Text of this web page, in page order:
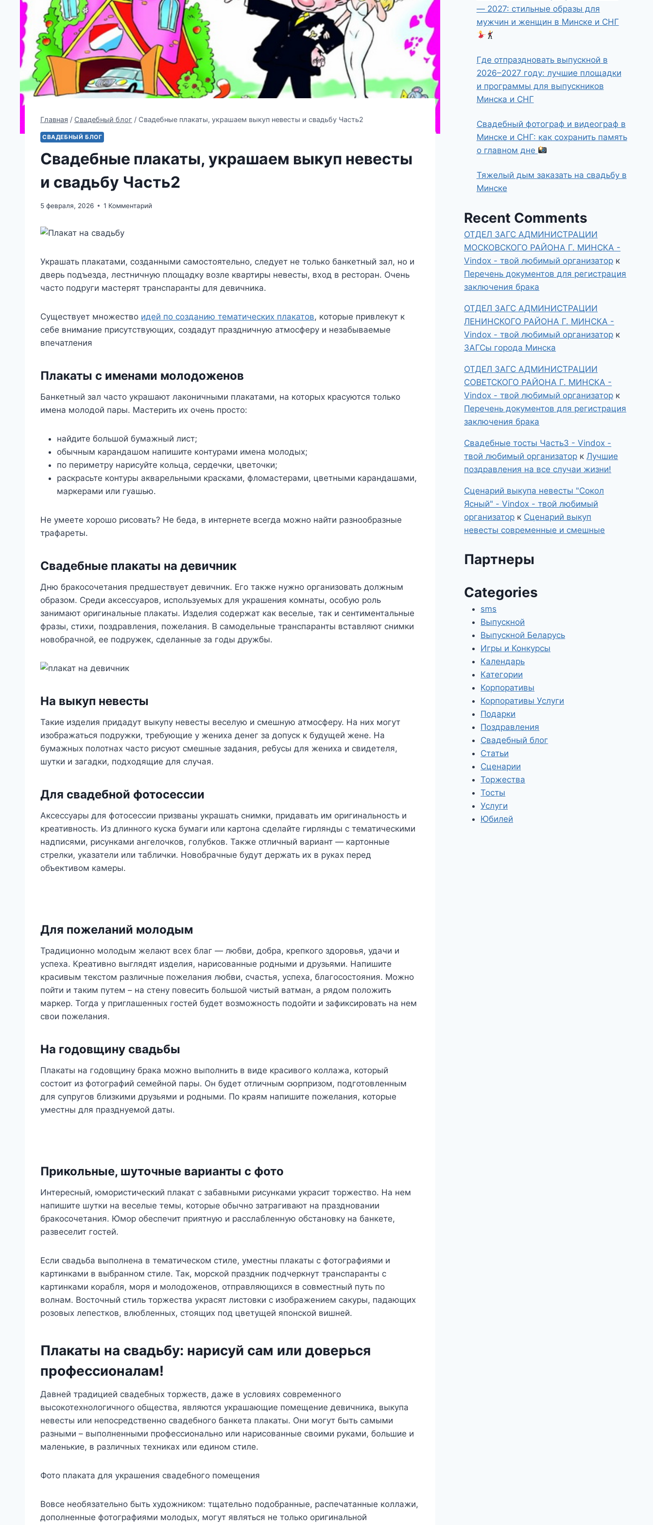
Главная / Свадебный блог / Свадебные плакаты, украшаем выкуп невесты и свадьбу Часть2
СВАДЕБНЫЙ БЛОГ
Свадебные плакаты, украшаем выкуп невесты
и свадьбу Часть2
5 февраля, 2026 1 Комментарий
Украшать плакатами, созданными самостоятельно, следует не только банкетный зал, но и
дверь подъезда, лестничную площадку возле квартиры невесты, вход в ресторан. Очень
часто подруги мастерят транспаранты для девичника.
Существует множество идей по созданию тематических плакатов, которые привлекут к
себе внимание присутствующих, создадут праздничную атмосферу и незабываемые
впечатления
Плакаты с именами молодоженов
Банкетный зал часто украшают лаконичными плакатами, на которых красуются только
имена молодой пары. Мастерить их очень просто:
найдите большой бумажный лист;
обычным карандашом напишите контурами имена молодых;
по периметру нарисуйте кольца, сердечки, цветочки;
раскрасьте контуры акварельными красками, фломастерами, цветными карандашами,
маркерами или гуашью.
Не умеете хорошо рисовать? Не беда, в интернете всегда можно найти разнообразные
трафареты.
Свадебные плакаты на девичник
Дню бракосочетания предшествует девичник. Его также нужно организовать должным
образом. Среди аксессуаров, используемых для украшения комнаты, особую роль
занимают оригинальные плакаты. Изделия содержат как веселые, так и сентиментальные
фразы, стихи, поздравления, пожелания. В самодельные транспаранты вставляют снимки
новобрачной, ее подружек, сделанные за годы дружбы.
На выкуп невесты
Такие изделия придадут выкупу невесты веселую и смешную атмосферу. На них могут
изображаться подружки, требующие у жениха денег за допуск к будущей жене. На
бумажных полотнах часто рисуют смешные задания, ребусы для жениха и свидетеля,
шутки и загадки, подходящие для случая.
Для свадебной фотосессии
Аксессуары для фотосессии призваны украшать снимки, придавать им оригинальность и
креативность. Из длинного куска бумаги или картона сделайте гирлянды с тематическими
надписями, рисунками ангелочков, голубков. Также отличный вариант — картонные
стрелки, указатели или таблички. Новобрачные будут держать их в руках перед
объективом камеры.
Для пожеланий молодым
Традиционно молодым желают всех благ — любви, добра, крепкого здоровья, удачи и
успеха. Креативно выглядят изделия, нарисованные родными и друзьями. Напишите
красивым текстом различные пожелания любви, счастья, успеха, благосостояния. Можно
пойти и таким путем – на стену повесить большой чистый ватман, а рядом положить
маркер. Тогда у приглашенных гостей будет возможность подойти и зафиксировать на нем
свои пожелания.
На годовщину свадьбы
Плакаты на годовщину брака можно выполнить в виде красивого коллажа, который
состоит из фотографий семейной пары. Он будет отличным сюрпризом, подготовленным
для супругов близкими друзьями и родными. По краям напишите пожелания, которые
уместны для празднуемой даты.
Прикольные, шуточные варианты с фото
Интересный, юмористический плакат с забавными рисунками украсит торжество. На нем
напишите шутки на веселые темы, которые обычно затрагивают на праздновании
бракосочетания. Юмор обеспечит приятную и расслабленную обстановку на банкете,
развеселит гостей.
Если свадьба выполнена в тематическом стиле, уместны плакаты с фотографиями и
картинками в выбранном стиле. Так, морской праздник подчеркнут транспаранты с
картинками корабля, моря и молодоженов, отправляющихся в совместный путь по
волнам. Восточный стиль торжества украсят листовки с изображением сакуры, падающих
розовых лепестков, влюбленных, стоящих под цветущей японской вишней.
Плакаты на свадьбу: нарисуй сам или доверься
профессионалам!
Давней традицией свадебных торжеств, даже в условиях современного
высокотехнологичного общества, являются украшающие помещение девичника, выкупа
невесты или непосредственно свадебного банкета плакаты. Они могут быть самыми
разными – выполненными профессионально или нарисованные своими руками, большие и
маленькие, в различных техниках или едином стиле.
Фото плаката для украшения свадебного помещения
Вовсе необязательно быть художником: тщательно подобранные, распечатанные коллажи,
дополненные фотографиями молодых, могут являться не только оригинальной
— 2027: стильные образы для
мужчин и женщин в Минске и СНГ
Где отпраздновать выпускной в
2026–2027 году: лучшие площадки
и программы для выпускников
Минска и СНГ
Свадебный фотограф и видеограф в
Минске и СНГ: как сохранить память
о главном дне
Тяжелый дым заказать на свадьбу в
Минске
Recent Comments
ОТДЕЛ ЗАГС АДМИНИСТРАЦИИ
МОСКОВСКОГО РАЙОНА Г. МИНСКА -
Vindox - твой любимый организатор к
Перечень документов для регистрация
заключения брака
ОТДЕЛ ЗАГС АДМИНИСТРАЦИИ
ЛЕНИНСКОГО РАЙОНА Г. МИНСКА -
Vindox - твой любимый организатор к
ЗАГСы города Минска
ОТДЕЛ ЗАГС АДМИНИСТРАЦИИ
СОВЕТСКОГО РАЙОНА Г. МИНСКА -
Vindox - твой любимый организатор к
Перечень документов для регистрация
заключения брака
Свадебные тосты Часть3 - Vindox -
твой любимый организатор кЛучшие
поздравления на все случаи жизни!
Сценарий выкупа невесты "Сокол
Ясный" - Vindox - твой любимый
организатор к Сценарий выкуп
невесты современные и смешные
Партнеры
Categories
sms
Выпускной
Выпускной Беларусь
Игры и Конкурсы
Календарь
Категории
Корпоративы
Корпоративы Услуги
Подарки
Поздравления
Свадебный блог
Статьи
Сценарии
Торжества
Тосты
Услуги
Юбилей